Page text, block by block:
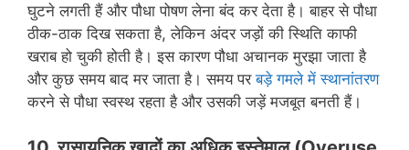
घुटने लगती हैं और पौधा पोषण लेना बंद कर देता है। बाहर से पौधा
ठीक-ठाक दिख सकता है, लेकिन अंदर जड़ों की स्थिति काफी
खराब हो चुकी होती है। इस कारण पौधा अचानक मुरझा जाता है
और कुछ समय बाद मर जाता है। समय परबड़े गमले में स्थानांतरण
करने से पौधा स्वस्थ रहता है और उसकी जड़ें मजबूत बनती हैं।